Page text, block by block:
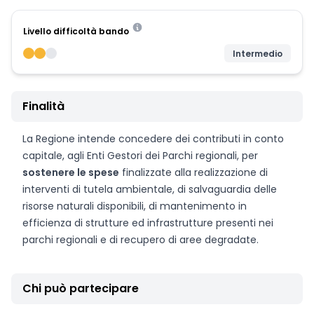
Livello difficoltà bando
Intermedio
Finalità
La Regione intende concedere dei contributi in conto
capitale, agli Enti Gestori dei Parchi regionali, per
sostenere le spese finalizzate alla realizzazione di
interventi di tutela ambientale, di salvaguardia delle
risorse naturali disponibili, di mantenimento in
efficienza di strutture ed infrastrutture presenti nei
parchi regionali e di recupero di aree degradate.
Chi può partecipare